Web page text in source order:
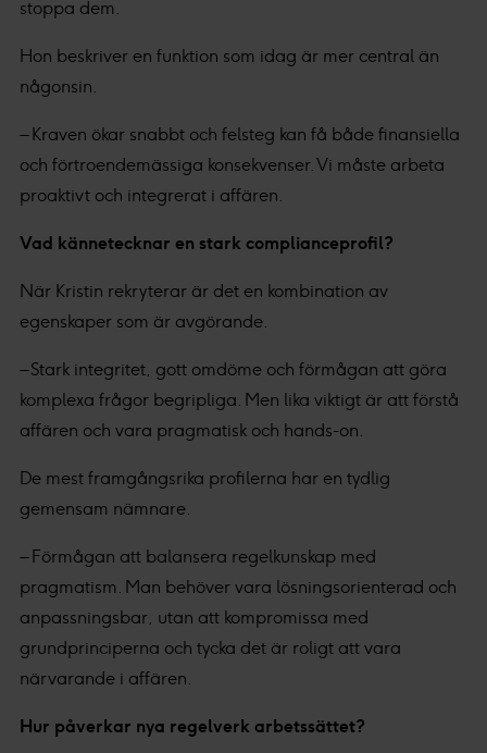
stoppa dem.
Hon beskriver en funktion som idag är mer central än
någonsin.
– Kraven ökar snabbt och felsteg kan få både finansiella
och förtroendemässiga konsekvenser. Vi måste arbeta
proaktivt och integrerat i affären.
Vad kännetecknar en stark complianceprofil?
När Kristin rekryterar är det en kombination av
egenskaper som är avgörande.
– Stark integritet, gott omdöme och förmågan att göra
komplexa frågor begripliga. Men lika viktigt är att förstå
affären och vara pragmatisk och hands-on.
De mest framgångsrika profilerna har en tydlig
gemensam nämnare.
– Förmågan att balansera regelkunskap med
pragmatism. Man behöver vara lösningsorienterad och
anpassningsbar, utan att kompromissa med
grundprinciperna och tycka det är roligt att vara
närvarande i affären.
Hur påverkar nya regelverk arbetssättet?